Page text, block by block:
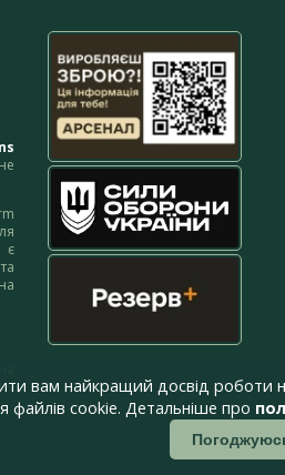
є
вам найкращий досвід роботи
файлів cookie. Детальніше про